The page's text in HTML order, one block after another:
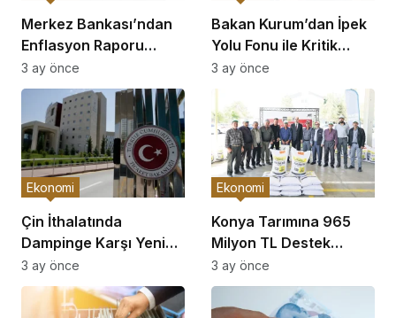
Merkez Bankası’ndan
Enflasyon Raporu
Açıklaması
3 ay önce
Bakan Kurum’dan İpek
Yolu Fonu ile Kritik
Görüşme
3 ay önce
Çin İthalatında
Dampinge Karşı Yeni
Önlemler!
Ekonomi
3 ay önce
Konya Tarımına 965
Milyon TL Destek
Açıklaması
Ekonomi
3 ay önce